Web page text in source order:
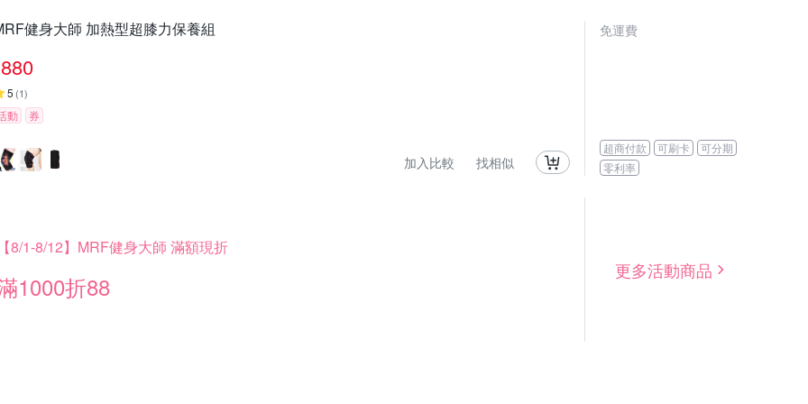
健身大師 加熱型超膝力保養組
880
5 (1)
動 券
加入比較 找相似
免運費
超商付款 可刷卡
可分期
零利率
8/1-8/12】MRF健身大師 滿額現折
1000折88
更多活動商品